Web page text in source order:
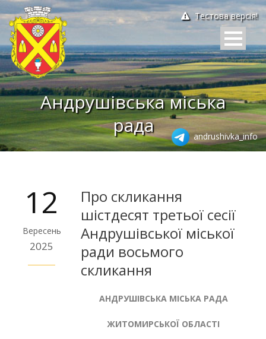
Тестова версія!
Андрушівська міська
рада
andrushivka_info
12
Вересень
2025
Про скликання
шістдесят третьої сесії
Андрушівської міської
ради восьмого
скликання
АНДРУШІВСЬКА МІСЬКА РАДА
ЖИТОМИРСЬКОЇ ОБЛАСТІ